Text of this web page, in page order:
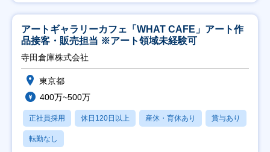
アートギャラリーカフェ「WHAT CAFE」アート作
品接客・販売担当 ※アート領域未経験可
寺田倉庫株式会社
東京都
400万~500万
正社員採用 休日120日以上 産休・育休あり 賞与あり
転勤なし